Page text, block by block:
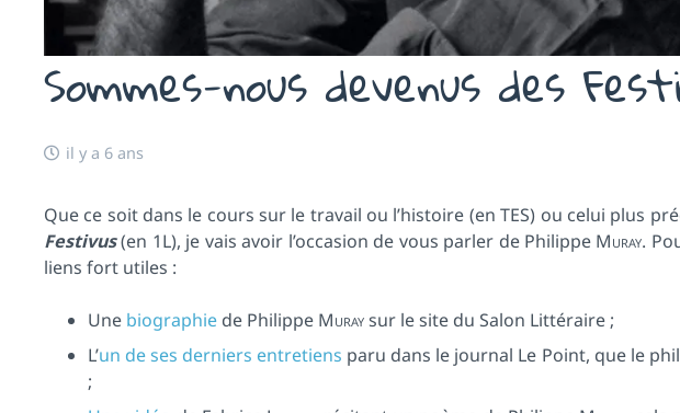
Sommes-nous devenus des
il y a 6 ans
Que ce soit dans le cours sur le travail ou l’histoire (en TES) ou celui plus
Festivus(en 1L), je vais avoir l’occasion de vous parler de Philippe Muray.
liens fort utiles :
Une biographie de Philippe Muraysur le site du Salon Littéraire ;
L’un de ses derniers entretiens paru dans le journal Le Point, que le
;